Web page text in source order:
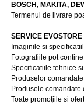
BOSCH, MAKITA,
Termenul de livrare
SERVICE EVOSTORE
Imaginile si
Fotografiile pot
Specificatiile tehnice
Produselor
Produsele
Toate promoţiile si